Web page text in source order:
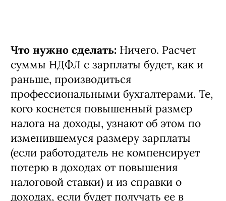
Что нужно сделать: Ничего. Расчет
суммы НДФЛ с зарплаты будет, как и
раньше, производиться
профессиональными бухгалтерами. Те,
кого коснется повышенный размер
налога на доходы, узнают об этом по
изменившемуся размеру зарплаты
(если работодатель не компенсирует
потерю в доходах от повышения
налоговой ставки) и из справки о
доходах, если будет получать ее в